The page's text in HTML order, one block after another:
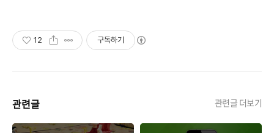
12 구독하기
관련글 관련글 더보기